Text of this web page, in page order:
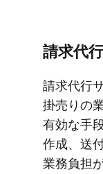
請求代
請求代行
掛売りの​
有効な​手
作成、​送
業務負担